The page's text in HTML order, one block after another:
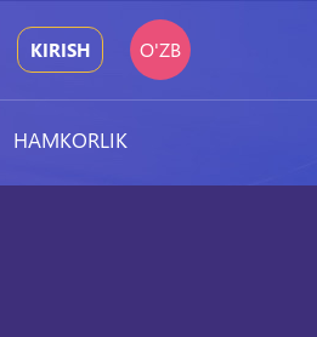
KIRISH O'ZB
HAMKORLIK